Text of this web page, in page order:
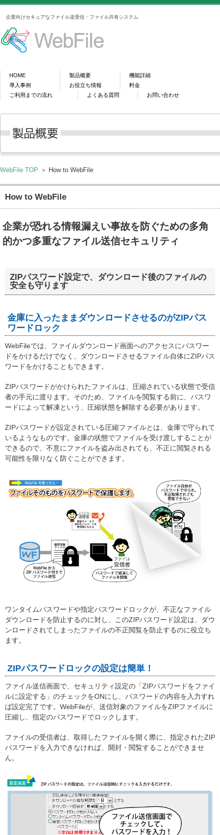
企業向けセキュアなファイル送受信・ファイル共有システム
HOME 製品概要
機能詳細
導入事例
お役立ち情報
料金
ご利用までの流れ
よくある質問 お問い合わせ
WebFile TOP ＞ How to WebFile
How to WebFile
企業が恐れる情報漏えい事故を防ぐための多角
的かつ多重なファイル送信セキュリティ
ZIPパスワード設定で、ダウンロード後のファイルの
安全も守ります
金庫に入ったままダウンロードさせるのがZIPパス
ワードロック
WebFileでは、ファイルダウンロード画面へのアクセスにパスワー
ドをかけるだけでなく、ダウンロードさせるファイル自体にZIPパス
ワードをかけることもできます。
ZIPパスワードがかけられたファイルは、圧縮されている状態で受信
者の手元に渡ります。そのため、ファイルを閲覧する前に、パスワ
ードによって解凍という、圧縮状態を解除する必要があります。
ZIPパスワードが設定されている圧縮ファイルとは、金庫で守られて
いるようなものです。金庫の状態でファイルを受け渡しすることが
できるので、不意にファイルを盗み出されても、不正に閲覧される
可能性を限りなく防ぐことができます。
ワンタイムパスワードや指定パスワードロックが、不正なファイル
ダウンロードを防止するのに対し、このZIPパスワード設定は、ダウ
ンロードされてしまったファイルの不正閲覧を防止するのに役立ち
ます。
ZIPパスワードロックの設定は簡単！
ファイル送信画面で、セキュリティ設定の「ZIPパスワードをファイ
ルに設定する」のチェックをONにし、パスワードの内容を入力すれ
ば設定完了です。WebFileが、送信対象のファイルをZIPファイルに
圧縮し、指定のパスワードでロックします。
ファイルの受信者は、取得したファイルを開く際に、指定されたZIP
パスワードを入力できなければ、開封・閲覧することができませ
ん。